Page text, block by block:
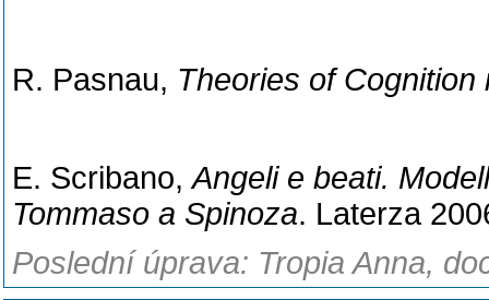
R. Pasnau, Theories of
E. Scribano,Angeli e beati.
Tommaso a Spinoza. Laterza
Poslední úprava: Tropia Anna,